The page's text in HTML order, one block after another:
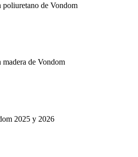
poliuretano de Vondom
madera de Vondom
2025 y 2026